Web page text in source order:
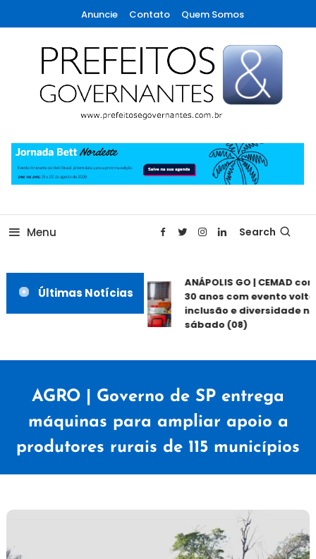
To
Content
Anuncie Contato Quem Somos
Prefeitos & Governantes
Menu Search
Últimas Notícias
ANÁPOLIS GO | CEMAD
30 anos com evento
inclusão e diversidade
sábado (08)
AGRO | Governo de SP entrega
máquinas para ampliar apoio a
produtores rurais de 115 municípios